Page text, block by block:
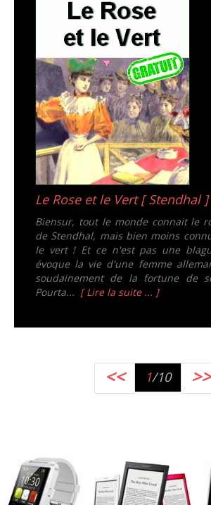
Le Rose et le Vert [ Stendhal ]
Biensur, tout le monde connait le
de Stendhal, mais bien moins
le vert ! Et ce n'est pas une
évoque la vie d'une femme
soudainement de la fortune de
Pourta... [ Lire la suite ... ]
<< 1/10 >>